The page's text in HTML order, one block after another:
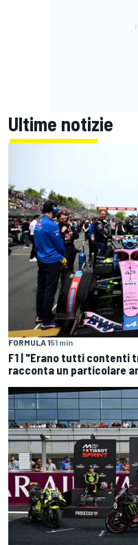
Ultime notizie
FORMULA 151 min
F1 | "Erano tutti contenti
racconta un particolare